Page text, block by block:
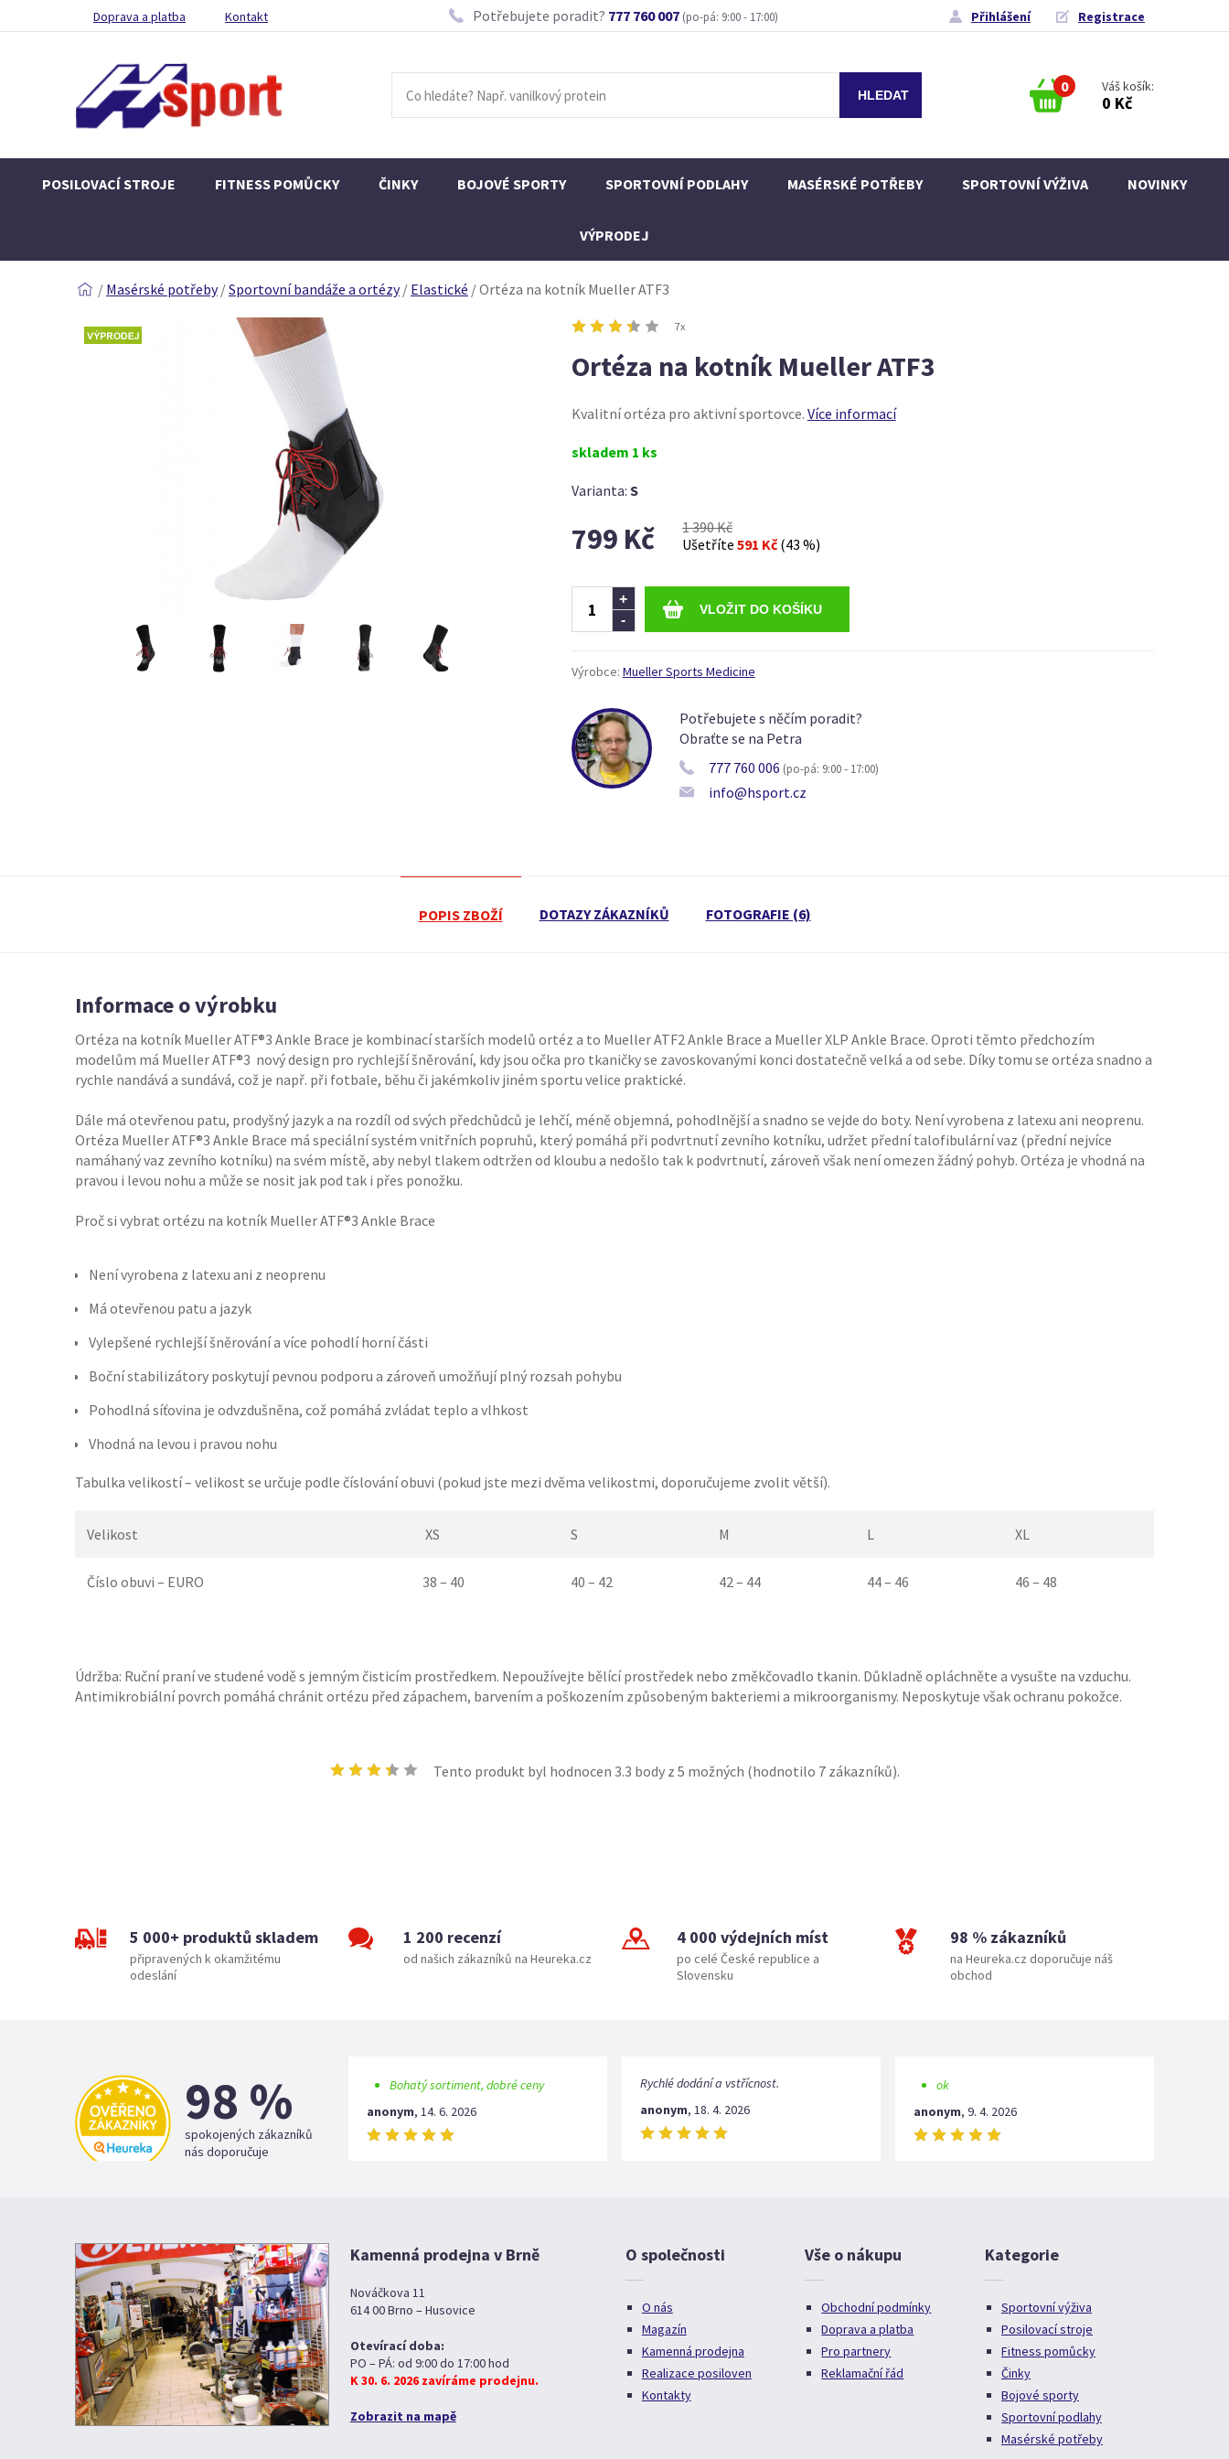
Doprava a platba Kontakt Potřebujete poradit? 777 760 007 (po-pá: 9:00 - 17:00) Přihlášení Registrace
0 Váš košík:
0 Kč
POSILOVACÍ STROJE FITNESS POMŮCKY ČINKY BOJOVÉ SPORTY SPORTOVNÍ PODLAHY MASÉRSKÉ POTŘEBY SPORTOVNÍ VÝŽIVA NOVINKY
VÝPRODEJ
/ Masérské potřeby /Sportovní bandáže a ortézy / Elastické /Ortéza na kotník Mueller ATF3
7x
Ortéza na kotník Mueller ATF3
Kvalitní ortéza pro aktivní sportovce. Více informací
skladem 1 ks
Varianta: S
799 Kč
1 390 Kč
Ušetříte 591 Kč (43 %)
-
+
Výrobce: Mueller Sports Medicine
Potřebujete s něčím poradit?
Obraťte se na Petra
777 760 006 (po-pá: 9:00 - 17:00)
info@hsport.cz
POPIS ZBOŽÍ DOTAZY ZÁKAZNÍKŮ FOTOGRAFIE (6)
Informace o výrobku
Ortéza na kotník Mueller ATF®3 Ankle Brace je kombinací starších modelů ortéz a to Mueller ATF2 Ankle Brace a Mueller XLP Ankle Brace. Oproti těmto předchozím
modelům má Mueller ATF®3 nový design pro rychlejší šněrování, kdy jsou očka pro tkaničky se zavoskovanými konci dostatečně velká a od sebe. Díky tomu se ortéza snadno a
rychle nandává a sundává, což je např. při fotbale, běhu či jakémkoliv jiném sportu velice praktické.
Dále má otevřenou patu, prodyšný jazyk a na rozdíl od svých předchůdců je lehčí, méně objemná, pohodlnější a snadno se vejde do boty. Není vyrobena z latexu ani neoprenu.
Ortéza Mueller ATF®3 Ankle Brace má speciální systém vnitřních popruhů, který pomáhá při podvrtnutí zevního kotníku, udržet přední talofibulární vaz (přední nejvíce
namáhaný vaz zevního kotníku) na svém místě, aby nebyl tlakem odtržen od kloubu a nedošlo tak k podvrtnutí, zároveň však není omezen žádný pohyb. Ortéza je vhodná na
pravou i levou nohu a může se nosit jak pod tak i přes ponožku.
Proč si vybrat ortézu na kotník Mueller ATF®3 Ankle Brace
Není vyrobena z latexu ani z neoprenu
Má otevřenou patu a jazyk
Vylepšené rychlejší šněrování a více pohodlí horní části
Boční stabilizátory poskytují pevnou podporu a zároveň umožňují plný rozsah pohybu
Pohodlná síťovina je odvzdušněna, což pomáhá zvládat teplo a vlhkost
Vhodná na levou i pravou nohu
Tabulka velikostí – velikost se určuje podle číslování obuvi (pokud jste mezi dvěma velikostmi, doporučujeme zvolit větší).
Velikost XS S M L XL
Číslo obuvi – EURO 38 – 40 40 – 42 42 – 44 44 – 46 46 – 48
Údržba: Ruční praní ve studené vodě s jemným čisticím prostředkem. Nepoužívejte bělící prostředek nebo změkčovadlo tkanin. Důkladně opláchněte a vysušte na vzduchu.
Antimikrobiální povrch pomáhá chránit ortézu před zápachem, barvením a poškozením způsobeným bakteriemi a mikroorganismy. Neposkytuje však ochranu pokožce.
Tento produkt byl hodnocen 3.3 body z 5 možných (hodnotilo 7zákazníků).
5 000+ produktů skladem
připravených k okamžitému
odeslání
1 200 recenzí
od našich zákazníků na Heureka.cz
4 000 výdejních míst
po celé České republice a
Slovensku
98 % zákazníků
na Heureka.cz doporučuje náš
obchod
98 %
spokojených zákazníků
nás doporučuje
Bohatý sortiment, dobré ceny
anonym, 14. 6. 2026
Rychlé dodání a vstřícnost.
anonym, 18. 4. 2026
ok
anonym, 9. 4. 2026
Kamenná prodejna v Brně
Nováčkova 11
614 00 Brno – Husovice
Otevírací doba:
PO – PÁ: od 9:00 do 17:00 hod
K 30. 6. 2026 zavíráme prodejnu.
Zobrazit na mapě
O společnosti
O nás
Magazín
Kamenná prodejna
Realizace posiloven
Kontakty
Vše o nákupu
Obchodní podmínky
Doprava a platba
Pro partnery
Reklamační řád
Kategorie
Sportovní výživa
Posilovací stroje
Fitness pomůcky
Činky
Bojové sporty
Sportovní podlahy
Masérské potřeby